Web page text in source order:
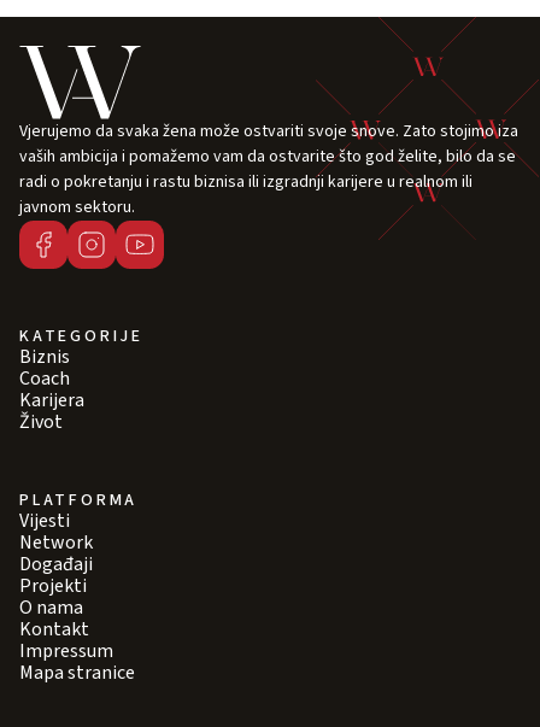
Vjerujemo da svaka žena može ostvariti svoje snove. Zato stojimo iza
vaših ambicija i pomažemo vam da ostvarite što god želite, bilo da se
radi o pokretanju i rastu biznisa ili izgradnji karijere u realnom ili
javnom sektoru.
KATEGORIJE
Biznis
Coach
Karijera
Život
PLATFORMA
Vijesti
Network
Događaji
Projekti
O nama
Kontakt
Impressum
Mapa stranice